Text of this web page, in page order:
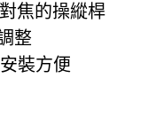
焦的操縱桿
整
裝方便